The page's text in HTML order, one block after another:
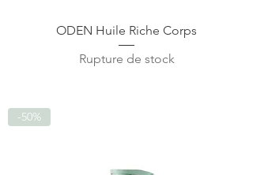
ODEN Huile Riche Corps
Rupture de stock
-50%